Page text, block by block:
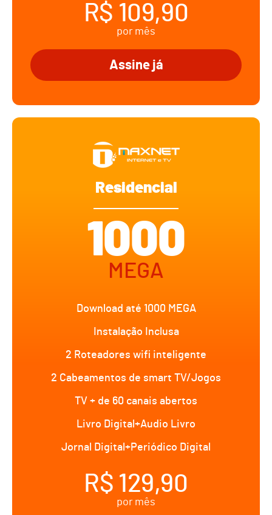
R$ 109,90
por mês
Assine já
Residencial
1000
MEGA
Download até 1000 MEGA
Instalação Inclusa
2 Roteadores wifi inteligente
2 Cabeamentos de smart TV/Jogos
TV + de 60 canais abertos
Livro Digital+Audio Livro
Jornal Digital+Periódico Digital
R$ 129,90
por mês